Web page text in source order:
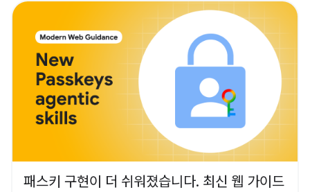
패스키 구현이 더 쉬워졌습니다. 최신 웹 가이드